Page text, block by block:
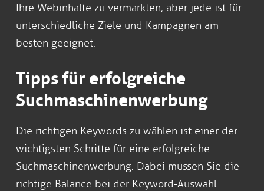
Ihre Webinhalte zu vermarkten, aber jede ist für
unterschiedliche Ziele und Kampagnen am
besten geeignet.
Tipps für erfolgreiche
Suchmaschinenwerbung
Die richtigen Keywords zu wählen ist einer der
wichtigsten Schritte für eine erfolgreiche
Suchmaschinenwerbung. Dabei müssen Sie die
richtige Balance bei der Keyword-Auswahl